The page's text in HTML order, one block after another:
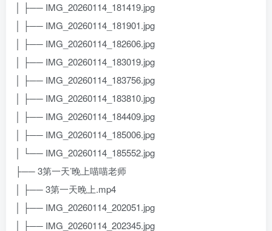
│ ├── IMG_20260114_181419.jpg
│ ├── IMG_20260114_181901.jpg
│ ├── IMG_20260114_182606.jpg
│ ├── IMG_20260114_183019.jpg
│ ├── IMG_20260114_183756.jpg
│ ├── IMG_20260114_183810.jpg
│ ├── IMG_20260114_184409.jpg
│ ├── IMG_20260114_185006.jpg
│ └── IMG_20260114_185552.jpg
├── 3第一天’晚上喵喵老师
│ ├── 3第一天晚上.mp4
│ ├── IMG_20260114_202051.jpg
│ ├── IMG_20260114_202345.jpg